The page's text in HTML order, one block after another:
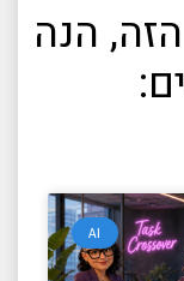
הנה
AI